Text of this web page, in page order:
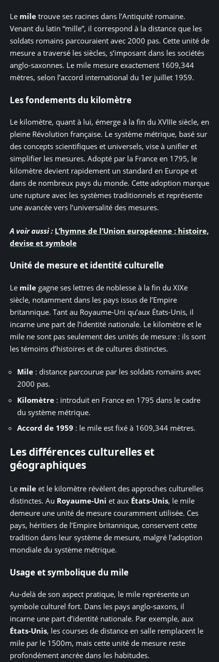
Le mile trouve ses racines dans l’Antiquité romaine.
Venant du latin “mille”, il correspond à la distance que les
soldats romains parcouraient avec 2000 pas. Cette unité de
mesure a traversé les siècles, s’imposant dans les sociétés
anglo-saxonnes. Le mile mesure exactement 1609,344
mètres, selon l’accord international du 1er juillet 1959.
Les fondements du kilomètre
Le kilomètre, quant à lui, émerge à la fin du XVIIIe siècle, en
pleine Révolution française. Le système métrique, basé sur
des concepts scientifiques et universels, vise à unifier et
simplifier les mesures. Adopté par la France en 1795, le
kilomètre devient rapidement un standard en Europe et
dans de nombreux pays du monde. Cette adoption marque
une rupture avec les systèmes traditionnels et représente
une avancée vers l’universalité des mesures.
A voir aussi : L’hymne de l’Union européenne : histoire,
devise et symbole
Unité de mesure et identité culturelle
Le mile gagne ses lettres de noblesse à la fin du XIXe
siècle, notamment dans les pays issus de l’Empire
britannique. Tant au Royaume-Uni qu’aux États-Unis, il
incarne une part de l’identité nationale. Le kilomètre et le
mile ne sont pas seulement des unités de mesure : ils sont
les témoins d’histoires et de cultures distinctes.
Mile : distance parcourue par les soldats romains avec
2000 pas.
Kilomètre : introduit en France en 1795 dans le cadre
du système métrique.
Accord de 1959 : le mile est fixé à 1609,344 mètres.
Les différences culturelles et
géographiques
Le mile et le kilomètre révèlent des approches culturelles
distinctes. Au Royaume-Uni et aux États-Unis, le mile
demeure une unité de mesure couramment utilisée. Ces
pays, héritiers de l’Empire britannique, conservent cette
tradition dans leur système de mesure, malgré l’adoption
mondiale du système métrique.
Usage et symbolique du mile
Au-delà de son aspect pratique, le mile représente un
symbole culturel fort. Dans les pays anglo-saxons, il
incarne une part d’identité nationale. Par exemple, aux
États-Unis, les courses de distance en salle remplacent le
mile par le 1500m, mais cette unité de mesure reste
profondément ancrée dans les habitudes.